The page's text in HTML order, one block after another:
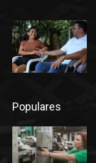
Populares